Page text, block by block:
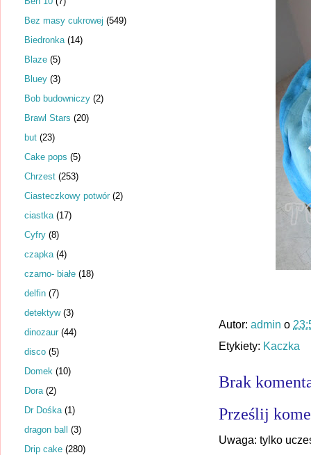
Autor: admin o
Etykiety: Kaczka
Brak
Prześlij
Uwaga: tylko
Bez masy cukrowej (549)
Biedronka (14)
Blaze (5)
Bluey (3)
Bob budowniczy (2)
Brawl Stars (20)
but (23)
Cake pops (5)
Chrzest (253)
Ciasteczkowy potwór (2)
ciastka (17)
Cyfry (8)
czapka (4)
czarno- białe (18)
delfin (7)
detektyw (3)
dinozaur (44)
disco (5)
Domek (10)
Dora (2)
Dr Dośka (1)
dragon ball (3)
Drip cake (280)